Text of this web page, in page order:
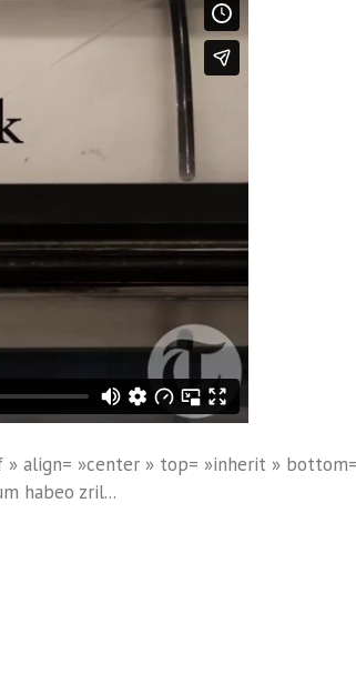
align= »center » top= »inherit »
habeo zril...